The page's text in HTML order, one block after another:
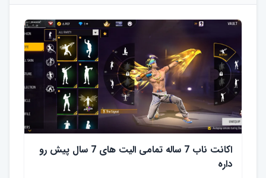
اکانت ناب 7 ساله تمامی الیت های 7 سال پیش رو
داره